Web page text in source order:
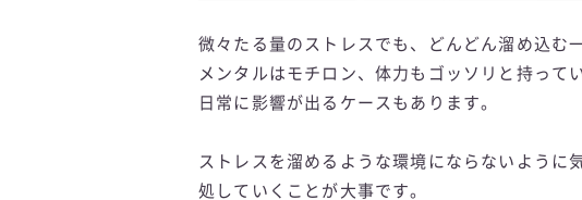
微々たる量のストレスでも、どんどん溜め込む
メンタルはモチロン、体力もゴッソリと持って
日常に影響が出るケースもあります。
ストレスを溜めるような環境にならないように
処していくことが大事です。